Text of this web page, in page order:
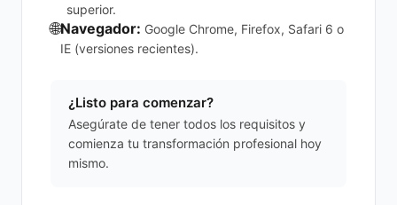
superior.
🌐Navegador: Google Chrome, Firefox, Safari 6 o
IE (versiones recientes).
¿Listo para comenzar?
Asegúrate de tener todos los requisitos y
comienza tu transformación profesional hoy
mismo.